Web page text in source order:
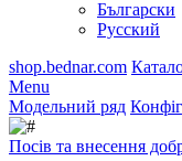
Български
Русский
shop.bednar.com
Menu
Модельний ряд
Посів та внесення